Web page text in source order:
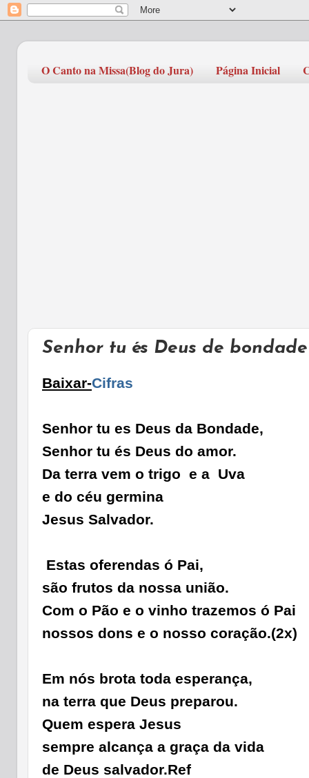
O Canto na Missa(Blog do Jura) Página Inicial
Senhor tu és Deus de bondade
Baixar-Cifras
Senhor tu es Deus da Bondade,
Senhor tu és Deus do amor.
Da terra vem o trigo e a Uva
e do céu germina
Jesus Salvador.
Estas oferendas ó Pai,
são frutos da nossa união.
Com o Pão e o vinho trazemos ó Pai
nossos dons e o nosso coração.(2x)
Em nós brota toda esperança,
na terra que Deus preparou.
Quem espera Jesus
sempre alcança a graça da vida
de Deus salvador.Ref